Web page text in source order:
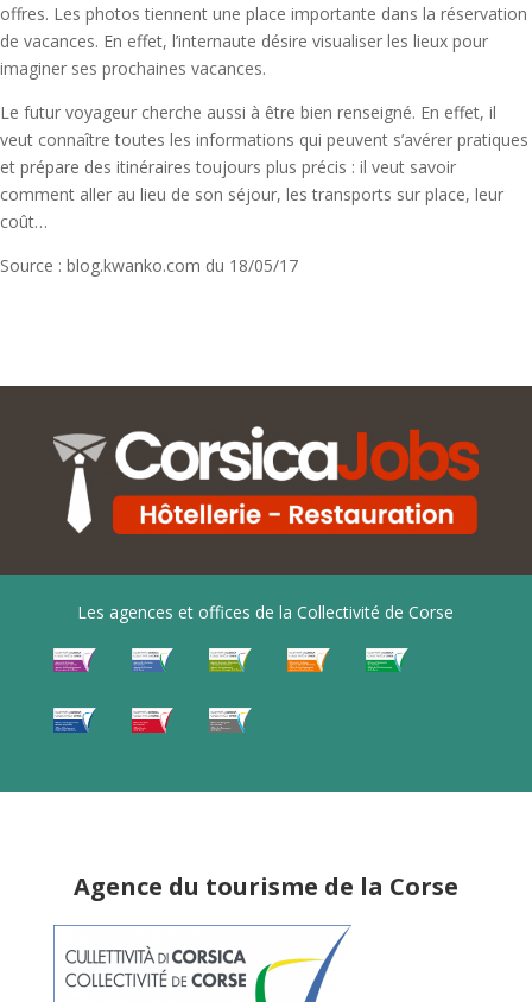
offres. Les photos tiennent une place importante dans la réservation
de vacances. En effet, l’internaute désire visualiser les lieux pour
imaginer ses prochaines vacances.
Le futur voyageur cherche aussi à être bien renseigné. En effet, il
veut connaître toutes les informations qui peuvent s’avérer pratiques
et prépare des itinéraires toujours plus précis : il veut savoir
comment aller au lieu de son séjour, les transports sur place, leur
coût…
Source : blog.kwanko.com du 18/05/17
Les agences et offices de la Collectivité de Corse
Agence du tourisme de la Corse